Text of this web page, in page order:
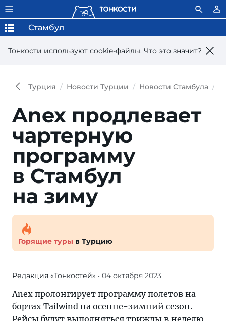
Тонкости используют сookie-файлы. Что это значит?
Стамбул
Турция Новости Турции Новости Стамбула
Anex продлевает
чартер­ную
программу
в Стамбул
на зиму
Горящие туры в Турцию
Редакция «Тонкостей» • 04 октября 2023
Anex пролонгирует программу полетов на
бортах Tailwind на осенне-зимний сезон.
Рейсы будут выполняться трижды в неделю